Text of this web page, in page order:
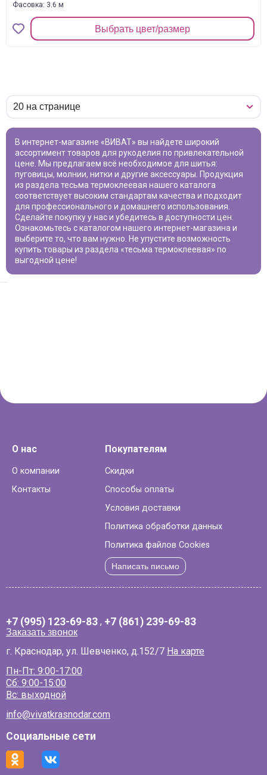
Фасовка: 3.6 м
Выбрать цвет/размер
В интернет-магазине «ВИВАТ» вы найдете широкий
ассортимент товаров для рукоделия по привлекательной
цене. Мы предлагаем всё необходимое для шитья:
пуговицы, молнии, нитки и другие аксессуары. Продукция
из раздела тесьма термоклеевая нашего каталога
соответствует высоким стандартам качества и подходит
для профессионального и домашнего использования.
Сделайте покупку у нас и убедитесь в доступности цен.
Ознакомьтесь с каталогом нашего интернет-магазина и
выберите то, что вам нужно. Не упустите возможность
купить товары из раздела «тесьма термоклеевая» по
выгодной цене!
О нас
О компании
Контакты
Покупателям
Скидки
Способы оплаты
Условия доставки
Политика обработки данных
Политика файлов Cookies
Написать письмо
+7 (995) 123-69-83 , +7 (861) 239-69-83
Заказать звонок
г. Краснодар, ул. Шевченко, д.152/7 На карте
Пн-Пт: 9:00-17:00
Сб: 9:00-15:00
Вс: выходной
info@vivatkrasnodar.com
Социальные сети